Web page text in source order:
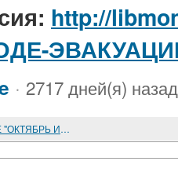
http://
· 2717 дней(я) назад
КОНФЕРЕНЦИЯ ПО ПРОБЛЕМЕ "ОКТЯБРЬ И ДРУЖБА НАРОДОВ"